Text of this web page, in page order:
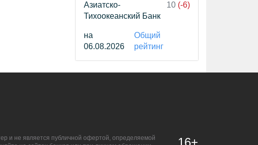
Азиатско-
Тихоокеанский Банк
10 (-6)
на
06.08.2026
Общий
рейтинг
и не является публичной офертой, определяемой
16+